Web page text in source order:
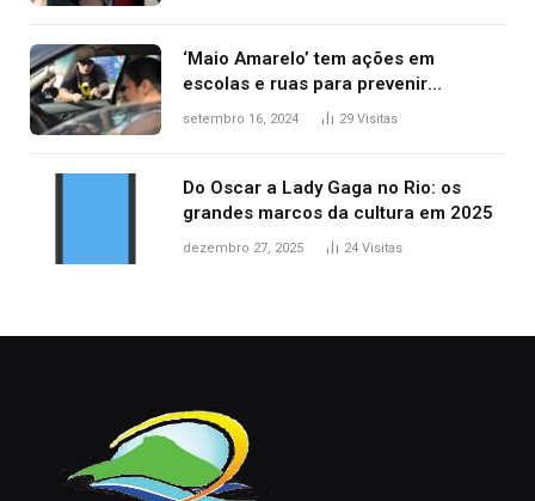
‘Maio Amarelo’ tem ações em
escolas e ruas para prevenir
acidentes no trânsito no AP
setembro 16, 2024 29 Visitas
Do Oscar a Lady Gaga no Rio: os
grandes marcos da cultura em 2025
dezembro 27, 2025 24 Visitas